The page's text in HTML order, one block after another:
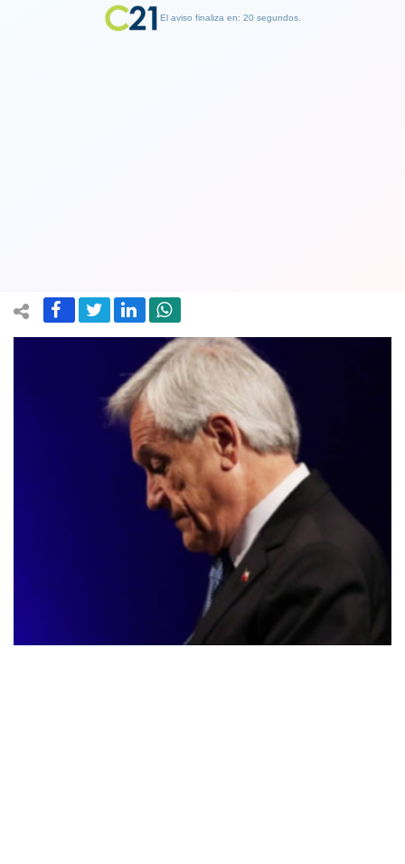
El aviso finaliza en: 19 segundos.